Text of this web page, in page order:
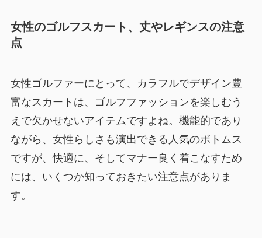
女性のゴルフスカート、丈やレギンスの注意
点
女性ゴルファーにとって、カラフルでデザイン豊
富なスカートは、ゴルフファッションを楽しむう
えで欠かせないアイテムですよね。機能的であり
ながら、女性らしさも演出できる人気のボトムス
ですが、快適に、そしてマナー良く着こなすため
には、いくつか知っておきたい注意点がありま
す。